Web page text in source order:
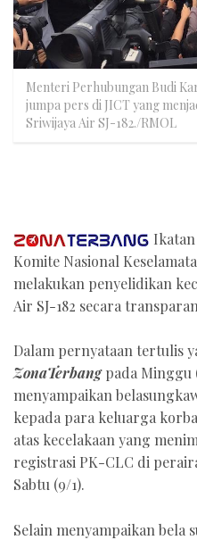
Menteri Perhubungan Budi
jumpa pers di JICT yang
Sriwijaya Air SJ-182./RMOL
Komite Nasional
melakukan penyelidikan
Air SJ-182 secara
Dalam pernyataan tertulis
ZonaTerbangpada Minggu
menyampaikan
kepada para keluarga
atas kecelakaan yang
registrasi PK-CLC di
Sabtu (9/1).
Selain menyampaikan bela